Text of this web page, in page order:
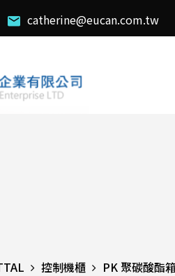
catherine@eucan.com.tw
控制機櫃 PK 聚碳酸酯